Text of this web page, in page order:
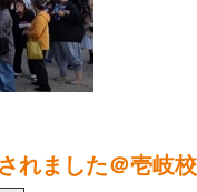
れました＠壱岐